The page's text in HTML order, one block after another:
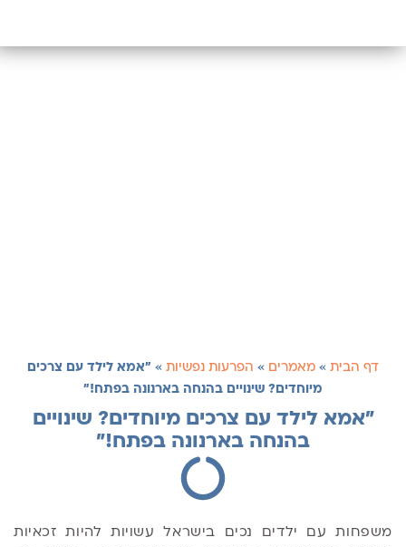
דף הבית » מאמרים » הפרעות נפשיות » "אמא לילד עם צרכים
מיוחדים? שינויים בהנחה בארנונה בפתח!"
"אמא לילד עם צרכים מיוחדים? שינויים
בהנחה בארנונה בפתח!"
משפחות עם ילדים נכים בישראל עשויות להיות זכאיות